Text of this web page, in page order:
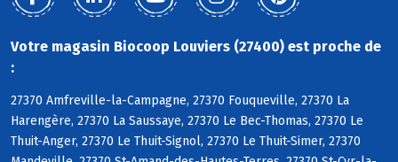
Votre magasin Biocoop Louviers (27400) est proche de
:
27370 Amfreville-la-Campagne, 27370 Fouqueville, 27370 La
Harengère, 27370 La Saussaye, 27370 Le Bec-Thomas, 27370 Le
Thuit-Anger, 27370 Le Thuit-Signol, 27370 Le Thuit-Simer, 27370